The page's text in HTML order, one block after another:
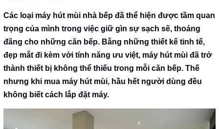
Các loại máy hút mùi nhà bếp đã thể hiện được tầm quan
trọng của mình trong việc giữ gìn sự sạch sẽ, thoáng
đãng cho những căn bếp. Bằng những thiết kế tinh tế,
đẹp mắt đi kèm với tính năng ưu việt, máy hút mùi đã trở
thành thiết bị không thể thiếu trong mỗi căn bếp. Thế
nhưng khi mua máy hút mùi, hầu hết người dùng đều
không biết cách lắp đặt máy.